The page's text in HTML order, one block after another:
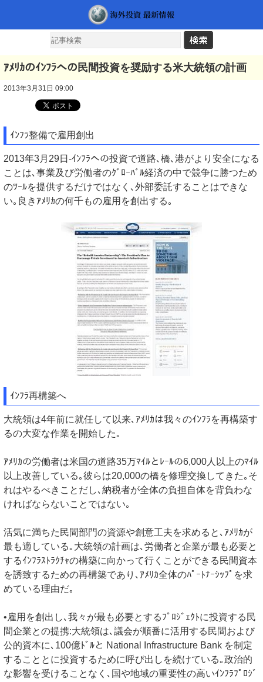
ｱﾒﾘｶのｲﾝﾌﾗへの民間投資を奨励する米大統領の計画
2013年3月31日 09:00
ｲﾝﾌﾗ整備で雇用創出
2013年3月29日-ｲﾝﾌﾗへの投資で道路､橋､港がより安全になる
ことは､事業及び労働者のｸﾞﾛｰﾊﾞﾙ経済の中で競争に勝つため
のﾂｰﾙを提供するだけではなく､外部委託することはできな
い｡良きｱﾒﾘｶの何千もの雇用を創出する｡
ｲﾝﾌﾗ再構築へ
大統領は4年前に就任して以来､ｱﾒﾘｶは我々のｲﾝﾌﾗを再構築す
るの大変な作業を開始した｡
ｱﾒﾘｶの労働者は米国の道路35万ﾏｲﾙとﾚｰﾙの6,000人以上のﾏｲﾙ
以上改善している｡彼らは20,000の橋を修理交換してきた｡そ
れはやるべきことだし､納税者が全体の負担自体を背負わな
ければならないことではない｡
活気に満ちた民間部門の資源や創意工夫を求めると､ｱﾒﾘｶが
最も適している｡大統領の計画は､労働者と企業が最も必要と
するｲﾝﾌﾗｽﾄﾗｸﾁｬの構築に向かって行くことができる民間資本
を誘致するための再構築であり､ｱﾒﾘｶ全体のﾊﾟｰﾄﾅｰｼｯﾌﾟを求
めている理由だ｡
•雇用を創出し､我々が最も必要とするﾌﾟﾛｼﾞｪｸﾄに投資する民
間企業との提携:大統領は､議会が順番に活用する民間および
公的資本に､100億ﾄﾞﾙと National Infrastructure Bank を制定
することとに投資するために呼び出しを続けている｡政治的
な影響を受けることなく､国や地域の重要性の高いｲﾝﾌﾗﾌﾟﾛｼﾞ